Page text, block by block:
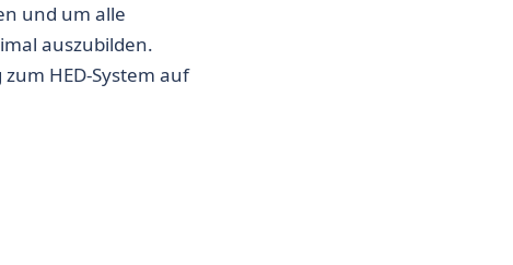
und um alle
auszubilden.
HED-System auf